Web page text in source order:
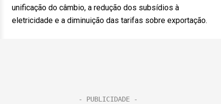
unificação do câmbio, a redução dos subsídios à
eletricidade e a diminuição das tarifas sobre exportação.